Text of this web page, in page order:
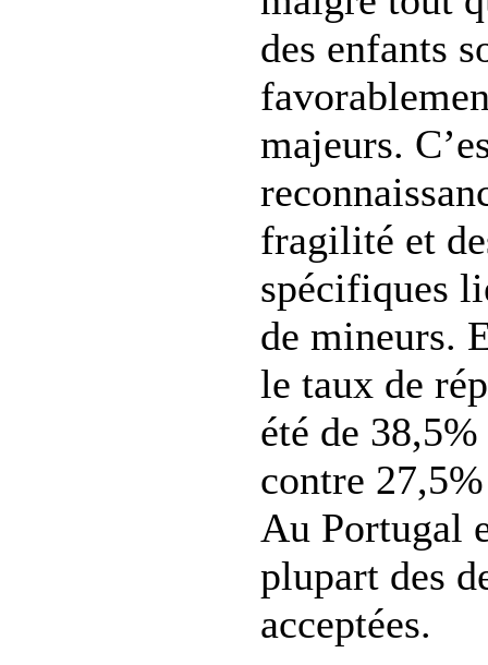
des enfants
majeurs.
fragilité et
spécifiques
de mineurs.
le taux de
été de
contre
Au Portugal
plupart des
acceptées.